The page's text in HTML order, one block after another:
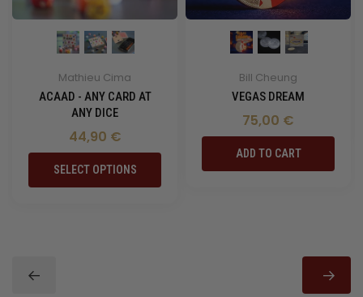
Mathieu Cima
ACAAD - ANY CARD AT
ANY DICE
44,90 €
SELECT OPTIONS
Bill Cheung
VEGAS DREAM
75,00 €
ADD TO CART